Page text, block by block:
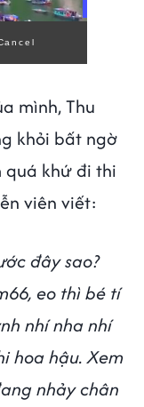
mình, Thu
khỏi bất ngờ
khứ đi thi
viên viết:
đây sao?
eo thì bé tí
nhí nha nhí
hoa hậu. Xem
nhảy chân